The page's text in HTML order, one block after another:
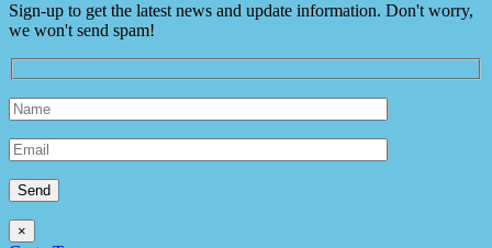
Sign-up to get the latest news and update information. Don't worry,
we won't send spam!
×